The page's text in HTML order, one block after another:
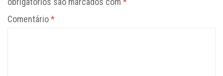
Comentário*